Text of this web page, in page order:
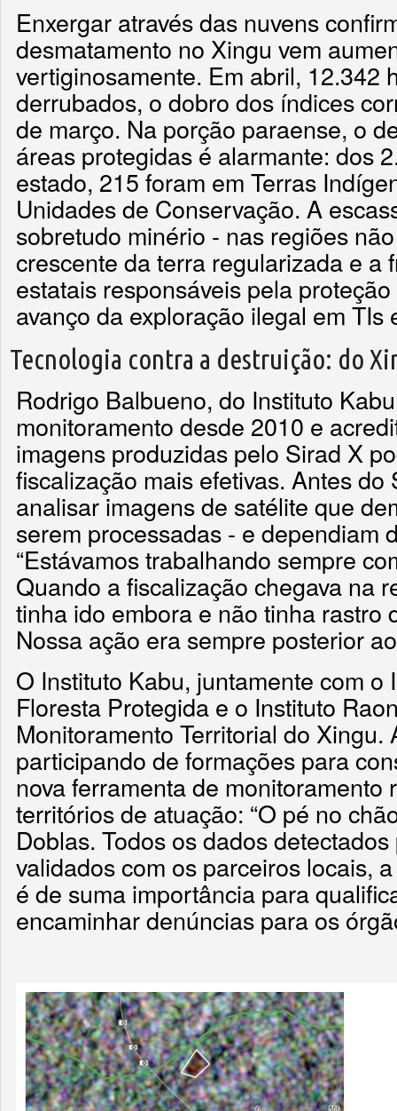
Enxergar através das nuvens
desmatamento no Xingu vem
vertiginosamente. Em abril, 12.342
derrubados, o dobro dos índices
de março. Na porção paraense, o
áreas protegidas é alarmante: dos
estado, 215 foram em Terras
Unidades de Conservação. A
sobretudo minério - nas regiões
crescente da terra regularizada e a
estatais responsáveis pela
avanço da exploração ilegal em TIs
Tecnologia contra a destruição: do
Rodrigo Balbueno, do Instituto
monitoramento desde 2010 e
imagens produzidas pelo Sirad X
fiscalização mais efetivas. Antes
analisar imagens de satélite que
serem processadas - e dependiam
“Estávamos trabalhando sempre
Quando a fiscalização chegava na
tinha ido embora e não tinha rastro
Nossa ação era sempre posterior
O Instituto Kabu, juntamente com o
Floresta Protegida e o Instituto
Monitoramento Territorial do Xingu.
participando de formações para
nova ferramenta de monitoramento
territórios de atuação: “O pé no
Doblas. Todos os dados
validados com os parceiros locais,
é de suma importância para
encaminhar denúncias para os